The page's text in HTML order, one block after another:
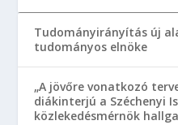
Tudományirányítás új
tudományos elnöke
„A jövőre vonatkozó
diákinterjú a Széchenyi
közlekedésmérnök